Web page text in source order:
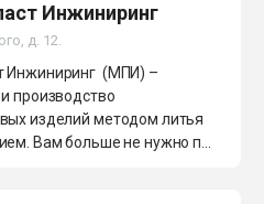
Инжиниринг
д. 12.
Инжиниринг (МПИ) –
производство
изделий методом литья
Вам больше не нужно п...